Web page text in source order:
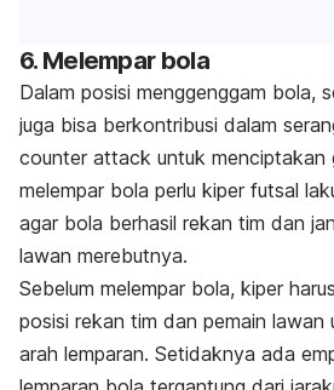
6. Melempar bola
Dalam posisi menggenggam bola,
juga bisa berkontribusi dalam
counter attack untuk
melempar bola perlu kiper futsal
agar bola berhasil rekan tim dan
lawan merebutnya.
Sebelum melempar bola, kiper
posisi rekan tim dan pemain lawan
arah lemparan. Setidaknya ada